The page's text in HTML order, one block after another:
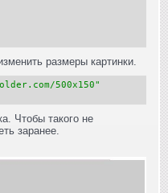
размеры картинки.
500x150"
Чтобы такого не
заранее.